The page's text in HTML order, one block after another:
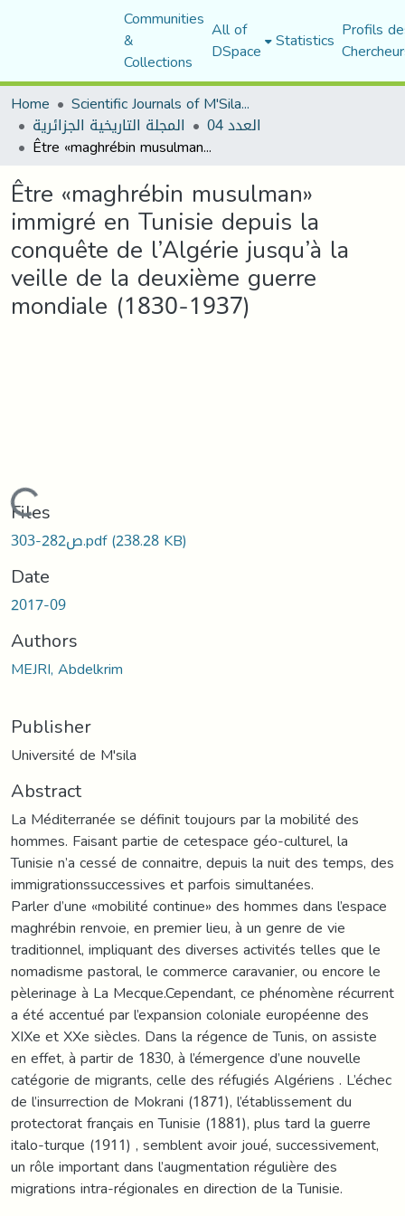
Communities
&
Collections
All of
DSpace Statistics Profils
Home
Scientific Journals of M'Sila University
المجلة التاريخية الجزائرية العدد 04
Être «maghrébin musulman» immigré en Tunisie depuis la conquête de l’Algérie jusqu’à la veille de la deuxième guerre mondiale (1830-1937)
Être «maghrébin musulman»
immigré en Tunisie depuis la
conquête de l’Algérie jusqu’à la
veille de la deuxième guerre
mondiale (1830-1937)
Loading...
Files
ص282-303.pdf(238.28 KB)
Date
2017-09
Authors
MEJRI, Abdelkrim
Publisher
Université de M'sila
Abstract
La Méditerranée se définit toujours par la mobilité des
hommes. Faisant partie de cetespace géo-culturel, la
Tunisie n’a cessé de connaitre, depuis la nuit des temps, des
immigrationssuccessives et parfois simultanées.
Parler d’une «mobilité continue» des hommes dans l’espace
maghrébin renvoie, en premier lieu, à un genre de vie
traditionnel, impliquant des diverses activités telles que le
nomadisme pastoral, le commerce caravanier, ou encore le
pèlerinage à La Mecque.Cependant, ce phénomène récurrent
a été accentué par l’expansion coloniale européenne des
XIXe et XXe siècles. Dans la régence de Tunis, on assiste
en effet, à partir de 1830, à l’émergence d’une nouvelle
catégorie de migrants, celle des réfugiés Algériens . L’échec
de l’insurrection de Mokrani (1871), l’établissement du
protectorat français en Tunisie (1881), plus tard la guerre
italo-turque (1911) , semblent avoir joué, successivement,
un rôle important dans l’augmentation régulière des
migrations intra-régionales en direction de la Tunisie.